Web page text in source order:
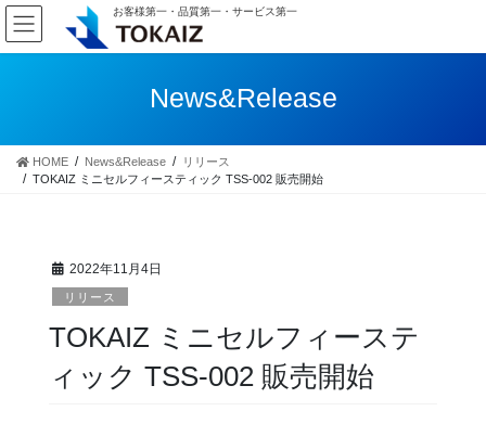
コ
ン
テ
ス
ナ
ビ
ゲ
ン
お客様第一・品質第一・サービス第一
News&Release
HOME News&Release
リリース
TOKAIZ ミニセルフィースティック TSS-002 販売開始
2022年11月4日
リリース
TOKAIZ ミニセルフィーステ
ィック TSS-002 販売開始